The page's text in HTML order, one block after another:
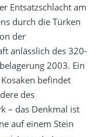
Entsatzschlacht am
durch die Türken
der
anlässlich des 320-
2003. Ein
befindet
des
– das Denkmal ist
auf einem Stein